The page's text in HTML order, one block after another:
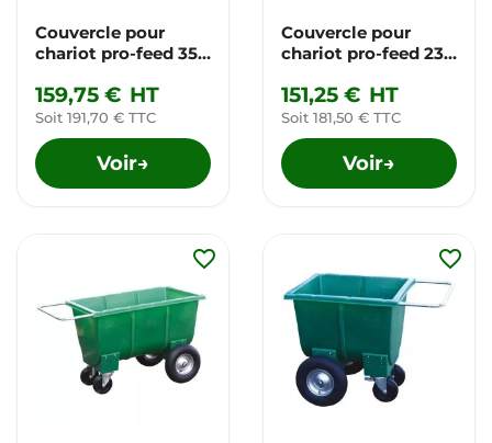
Couvercle pour
chariot pro-feed 350
159,75 € HT
Soit 191,70 € TTC
Voir→
Couvercle pour
chariot pro-feed 230
151,25 € HT
Soit 181,50 € TTC
Voir→
favorite_border favorite_border